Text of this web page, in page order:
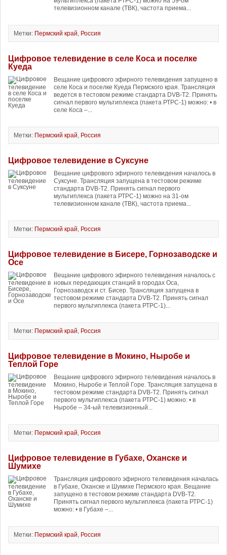
телевизионном канале (ТВК), частота приема...
Метки: Пермский край, Россия
Цифровое телевидение в селе Коса и поселке
Куеда
Вещание цифрового эфирного телевидения запущено в
селе Коса и поселке Куеда Пермского края. Трансляция
ведется в тестовом режиме стандарта DVB-T2. Принять
сигнал первого мультиплекса (пакета РТРС-1) можно: • в
селе Коса –...
Метки: Пермский край, Россия
Цифровое телевидение в Суксуне
Вещание цифрового эфирного телевидения началось в
Суксуне. Трансляция запущена в тестовом режиме
стандарта DVB-T2. Принять сигнал первого
мультиплекса (пакета РТРС-1) можно на 31-ом
телевизионном канале (ТВК), частота приема...
Метки: Пермский край, Россия
Цифровое телевидение в Бисере, Горнозаводске и
Осе
Вещание цифрового эфирного телевидения началось с
новых передающих станций в городах Оса,
Горнозаводск и ст. Бисер. Трансляция запущена в
тестовом режиме стандарта DVB-T2. Принять сигнал
первого мультиплекса (пакета РТРС-1)...
Метки: Пермский край, Россия
Цифровое телевидение в Мокино, Ныробе и
Теплой Горе
Вещание цифрового эфирного телевидения началось в
Мокино, Ныробе и Теплой Горе. Трансляция запущена в
тестовом режиме стандарта DVB-T2. Принять сигнал
первого мультиплекса (пакета РТРС-1) можно: • в
Ныробе – 34-ый телевизионный...
Метки: Пермский край, Россия
Цифровое телевидение в Губахе, Оханске и
Шумихе
Трансляция цифрового эфирного телевидения началась
в Губахе, Оханске и Шумихе Пермского края. Вещание
запущено в тестовом режиме стандарта DVB-T2.
Принять сигнал первого мультиплекса (пакета РТРС-1)
можно: • в Губахе –...
Метки: Пермский край, Россия